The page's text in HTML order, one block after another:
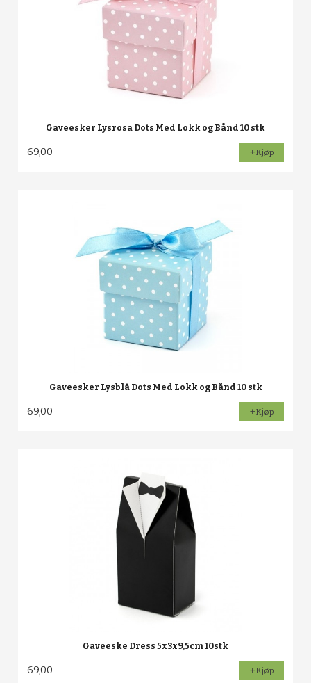
Gaveesker Lysrosa Dots Med Lokk og Bånd 10 stk
69,00 Kjøp
Gaveesker Lysblå Dots Med Lokk og Bånd 10 stk
69,00 Kjøp
Gaveeske Dress 5x3x9,5cm 10stk
69,00 Kjøp